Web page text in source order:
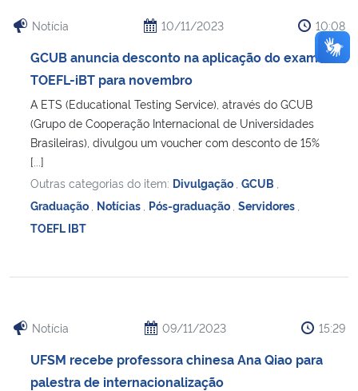
Notícia 10/11/2023 10:08
GCUB anuncia desconto na aplicação do exame
TOEFL-iBT para novembro
A ETS (Educational Testing Service), através do GCUB
(Grupo de Cooperação Internacional de Universidades
Brasileiras), divulgou um voucher com desconto de 15%
[...]
Outras categorias do item: Divulgação GCUB
Graduação Notícias Pós-graduação Servidores
TOEFL IBT
Notícia 09/11/2023 15:29
UFSM recebe professora chinesa Ana Qiao para
palestra de internacionalização